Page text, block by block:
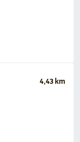
4,43 km